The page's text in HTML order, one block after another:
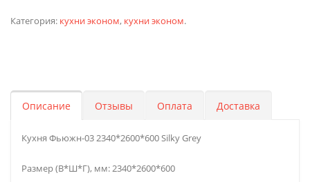
Категория: кухни эконом, кухни эконом.
Описание Отзывы Оплата Доставка
Кухня Фьюжн-03 2340*2600*600 Silky Grey
Размер (В*Ш*Г), мм: 2340*2600*600